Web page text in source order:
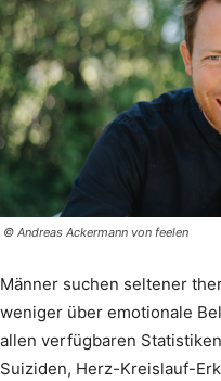
© Andreas Ackermann von feelen
Männer suchen seltener
weniger über emotionale
allen verfügbaren
Suiziden, Herz-Kreislauf-